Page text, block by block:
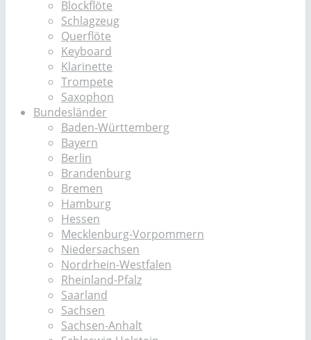
Blockflöte
Schlagzeug
Querflöte
Keyboard
Klarinette
Trompete
Saxophon
Bundesländer
Baden-Württemberg
Bayern
Berlin
Brandenburg
Bremen
Hamburg
Hessen
Mecklenburg-Vorpommern
Niedersachsen
Nordrhein-Westfalen
Rheinland-Pfalz
Saarland
Sachsen
Sachsen-Anhalt